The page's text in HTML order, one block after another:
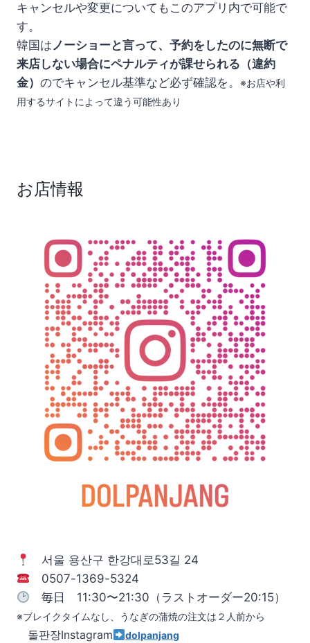
キャンセルや変更についてもこのアプリ内で可能で
す。
韓国はノーショーと言って、予約をしたのに無断で
来店しない場合にペナルティが課せられる（違約
金） のでキャンセル基準など必ず確認を。 ※お店や利
用するサイトによって違う可能性あり
お店情報
서울 용산구 한강대로53길 24
0507-1369-5324
毎日 11:30〜21:30（ラストオーダー20:15）
※ブレイクタイムなし、うなぎの蒲焼の注文は２人前から
돌판장Instagram dolpanjang